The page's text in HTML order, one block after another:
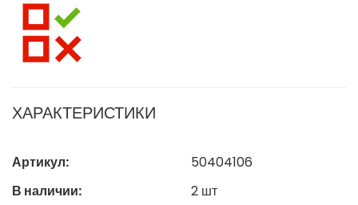
ХАРАКТЕРИСТИКИ
Артикул:
50404106
В наличии:
2 шт